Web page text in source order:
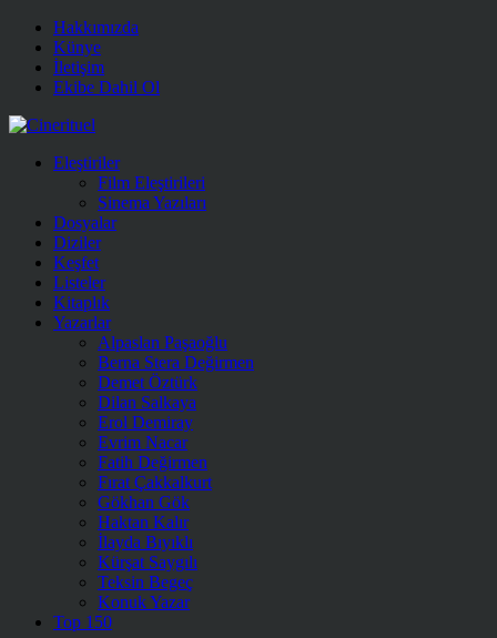
Hakkımızda
Künye
İletişim
Ekibe Dahil Ol
Eleştiriler
Film Eleştirileri
Sinema Yazıları
Dosyalar
Diziler
Keşfet
Listeler
Kitaplık
Yazarlar
Alpaslan Paşaoğlu
Berna Stera Değirmen
Demet Öztürk
Dilan Salkaya
Erol Demiray
Evrim Nacar
Fatih Değirmen
Fırat Çakkalkurt
Gökhan Gök
Haktan Kalır
İlayda Bıyıklı
Kürşat Saygılı
Teksin Begeç
Konuk Yazar
Top 150